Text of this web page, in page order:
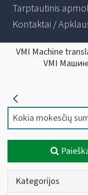
Tarptautinis
Kontaktai /
VMI Machine
VMI
Kategorijos